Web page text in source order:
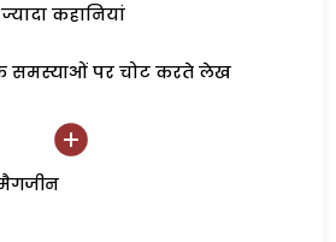
कहानियां
समस्याओं पर चोट करते लेख
मैगजीन